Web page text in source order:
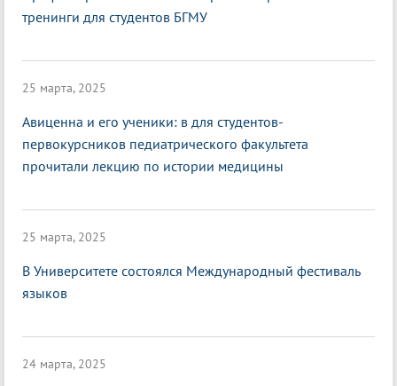
тренинги для студентов БГМУ
25 марта, 2025
Авиценна и его ученики: в для студентов-
первокурсников педиатрического факультета
прочитали лекцию по истории медицины
25 марта, 2025
В Университете состоялся Международный фестиваль
языков
24 марта, 2025